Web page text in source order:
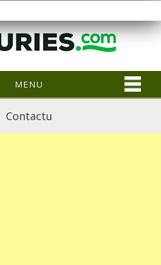
MENU
Contactu